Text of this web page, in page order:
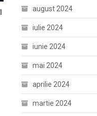
august 2024
iulie 2024
iunie 2024
mai 2024
aprilie 2024
martie 2024